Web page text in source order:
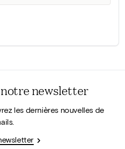
newsletter
les dernières nouvelles de